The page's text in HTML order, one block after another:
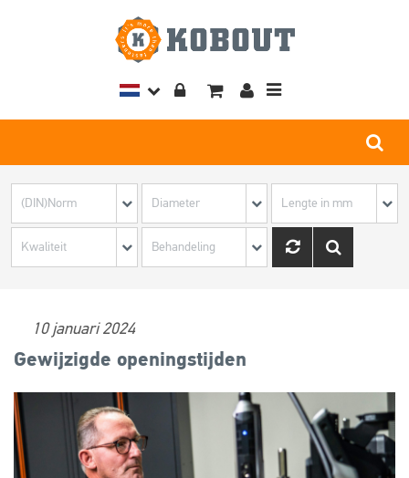
Toggle
10 januari 2024
Gewijzigde openingstijden